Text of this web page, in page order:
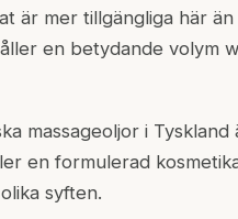
är mer tillgängliga här
en betydande volym
massageoljor i
en formulerad
syften.